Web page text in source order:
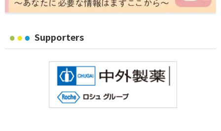
Supporters